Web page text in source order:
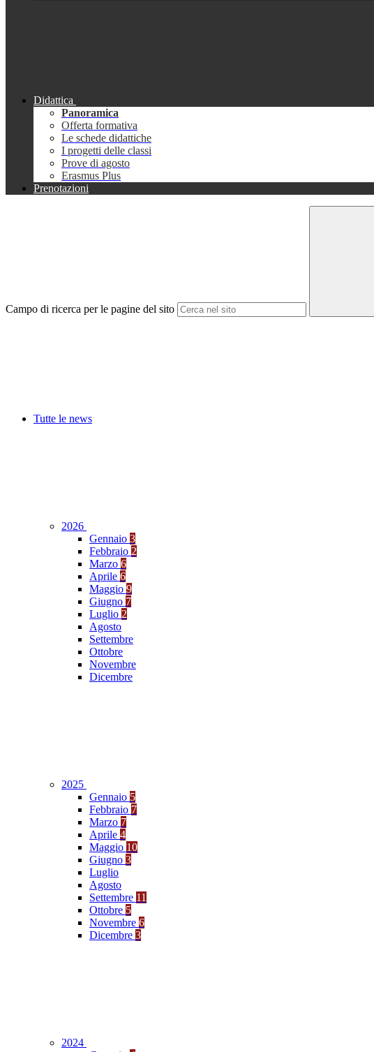
Didattica
Panoramica
Offerta formativa
Le schede didattiche
I progetti delle classi
Prove di agosto
Erasmus Plus
Prenotazioni
Campo di ricerca per le pagine del sito
Tutte le news
2026
Gennaio 3
Febbraio 2
Marzo 6
Aprile 6
Maggio 9
Giugno 7
Luglio 2
Agosto
Settembre
Ottobre
Novembre
Dicembre
2025
Gennaio 5
Febbraio 7
Marzo 7
Aprile 4
Maggio 10
Giugno 3
Luglio
Agosto
Settembre 11
Ottobre 5
Novembre 6
Dicembre 3
2024